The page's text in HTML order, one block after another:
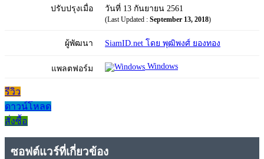
ปรับปรุงเมื่อ วันที่ 13 กันยายน 2561
(Last Updated : September 13, 2018)
ผู้พัฒนา SiamID.net โดย พุฒิพงศ์ ยองทอง
แพลตฟอร์ม Windows
รีวิว
ดาวน์โหลด
สั่งซื้อ
ซอฟต์แวร์ที่เกี่ยวข้อง